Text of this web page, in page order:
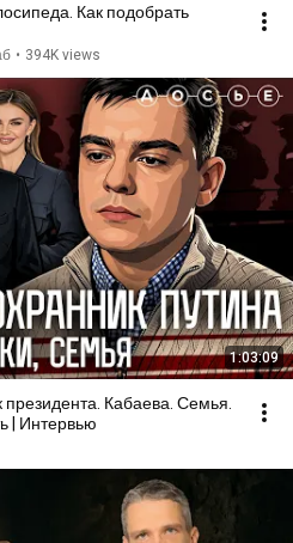
Как подобрать
• 394K views
1:03:09
Кабаева. Семья.
| Интервью